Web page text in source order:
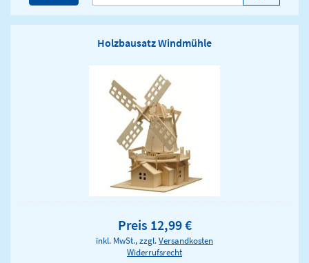
Holzbausatz Windmühle
Preis 12,99 €
inkl. MwSt., zzgl.Versandkosten
Widerrufsrecht